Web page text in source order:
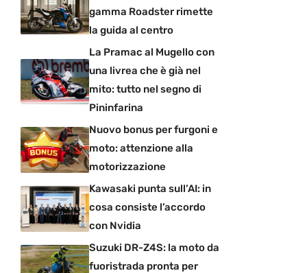
gamma Roadster rimette
la guida al centro
La Pramac al Mugello con
una livrea che è già nel
mito: tutto nel segno di
Pininfarina
Nuovo bonus per furgoni e
moto: attenzione alla
motorizzazione
Kawasaki punta sull’AI: in
cosa consiste l’accordo
con Nvidia
Suzuki DR-Z4S: la moto da
fuoristrada pronta per